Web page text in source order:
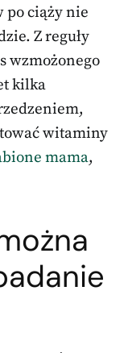
po ciąży nie
Z reguły
wzmożonego
kilka
witaminy
mama,